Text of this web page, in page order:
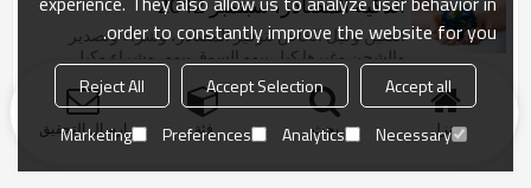
الصين وكيل الخاص لتوفير المصادر، وشراء وتصدير
والشحن وغيرها كيل ييوو السوق ييوو، وشراء وكيل،
وكيل المصادر
نموذج:المنتجات الصينية الذكية
منزل بحث فئة ارسال التحقيق
order to constantly improve the website for you.
Accept all
Accept Selection
Reject All
Necessary
Analytics
Preferences
Marketing